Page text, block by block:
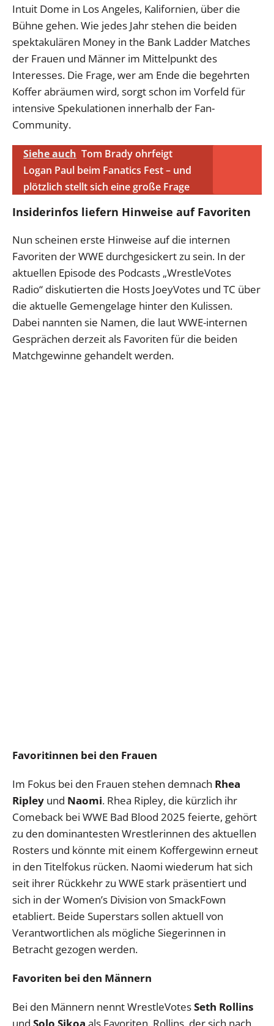
Intuit Dome in Los Angeles, Kalifornien, über die
Bühne gehen. Wie jedes Jahr stehen die beiden
spektakulären Money in the Bank Ladder Matches
der Frauen und Männer im Mittelpunkt des
Interesses. Die Frage, wer am Ende die begehrten
Koffer abräumen wird, sorgt schon im Vorfeld für
intensive Spekulationen innerhalb der Fan-
Community.
Siehe auch Tom Brady ohrfeigt
Logan Paul beim Fanatics Fest – und
plötzlich stellt sich eine große Frage
Insiderinfos liefern Hinweise auf Favoriten
Nun scheinen erste Hinweise auf die internen
Favoriten der WWE durchgesickert zu sein. In der
aktuellen Episode des Podcasts „WrestleVotes
Radio“ diskutierten die Hosts JoeyVotes und TC über
die aktuelle Gemengelage hinter den Kulissen.
Dabei nannten sie Namen, die laut WWE-internen
Gesprächen derzeit als Favoriten für die beiden
Matchgewinne gehandelt werden.
Favoritinnen bei den Frauen
Im Fokus bei den Frauen stehen demnach Rhea
Ripley und Naomi. Rhea Ripley, die kürzlich ihr
Comeback bei WWE Bad Blood 2025 feierte, gehört
zu den dominantesten Wrestlerinnen des aktuellen
Rosters und könnte mit einem Koffergewinn erneut
in den Titelfokus rücken. Naomi wiederum hat sich
seit ihrer Rückkehr zu WWE stark präsentiert und
sich in der Women’s Division von SmackFown
etabliert. Beide Superstars sollen aktuell von
Verantwortlichen als mögliche Siegerinnen in
Betracht gezogen werden.
Favoriten bei den Männern
Bei den Männern nennt WrestleVotesSeth Rollins
und Solo Sikoa als Favoriten. Rollins, der sich nach